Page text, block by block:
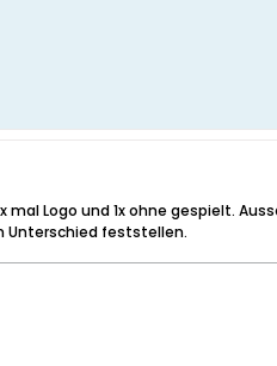
Logo und 1x ohne gespielt.
Unterschied feststellen.